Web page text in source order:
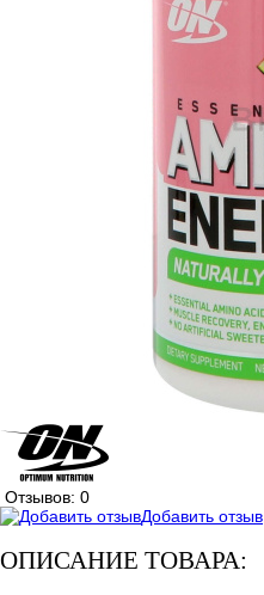
Отзывов: 0
Добавить отзыв
ОПИСАНИЕ ТОВАРА: